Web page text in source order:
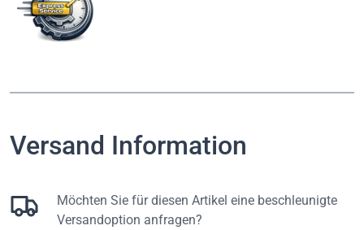
Versand Information
Möchten Sie für diesen Artikel eine beschleunigte
Versandoption anfragen?